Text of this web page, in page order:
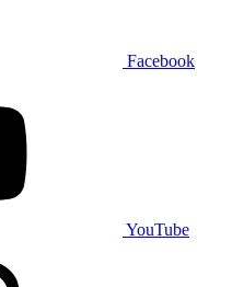
Facebook
YouTube